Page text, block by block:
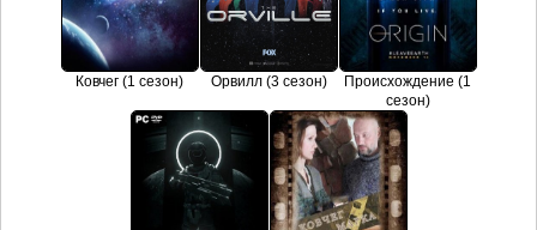
Ковчег (1 сезон) Орвилл (3 сезон)
Происхождение (1
сезон)